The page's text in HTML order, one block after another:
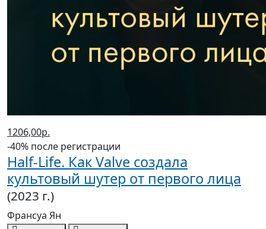
1206,00р.
-40% после регистрации
Half-Life. Как Valve создала
культовый шутер от первого лица
(2023 г.)
Франсуа Ян